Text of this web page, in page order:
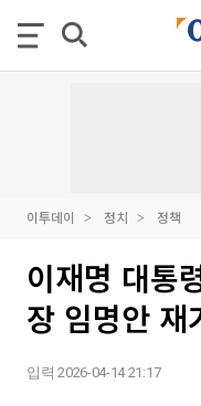
이투데이 정치 정책
이재명 대통
장 임명안 재
입력 2026-04-14 21:17